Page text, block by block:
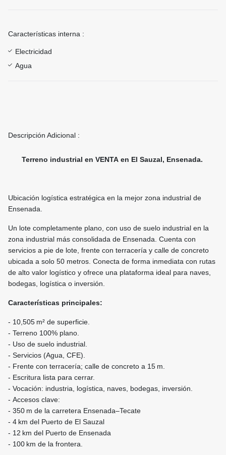
Características interna :
Electricidad
Agua
Descripción Adicional :
Terreno industrial en VENTA en El Sauzal, Ensenada.
Ubicación logística estratégica en la mejor zona industrial de
Ensenada.
Un lote completamente plano, con uso de suelo industrial en la
zona industrial más consolidada de Ensenada. Cuenta con
servicios a pie de lote, frente con terracería y calle de concreto
ubicada a solo 50 metros. Conecta de forma inmediata con rutas
de alto valor logístico y ofrece una plataforma ideal para naves,
bodegas, logística o inversión.
Características principales:
- 10,505 m² de superficie.
- Terreno 100% plano.
- Uso de suelo industrial.
- Servicios (Agua, CFE).
- Frente con terracería; calle de concreto a 15 m.
- Escritura lista para cerrar.
- Vocación: industria, logística, naves, bodegas, inversión.
- Accesos clave:
- 350 m de la carretera Ensenada–Tecate
- 4 km del Puerto de El Sauzal
- 12 km del Puerto de Ensenada
- 100 km de la frontera.